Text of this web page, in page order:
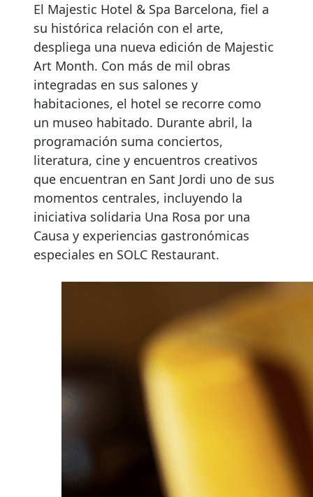
El Majestic Hotel & Spa Barcelona, fiel a
su histórica relación con el arte,
despliega una nueva edición de Majestic
Art Month. Con más de mil obras
integradas en sus salones y
habitaciones, el hotel se recorre como
un museo habitado. Durante abril, la
programación suma conciertos,
literatura, cine y encuentros creativos
que encuentran en Sant Jordi uno de sus
momentos centrales, incluyendo la
iniciativa solidaria Una Rosa por una
Causa y experiencias gastronómicas
especiales en SOLC Restaurant.